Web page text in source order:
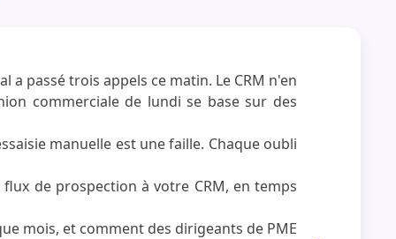
passé trois appels ce matin. Le CRM n'en
commerciale de lundi se base sur des
manuelle est une faille. Chaque oubli
de prospection à votre CRM, en temps
mois, et comment des dirigeants de PME